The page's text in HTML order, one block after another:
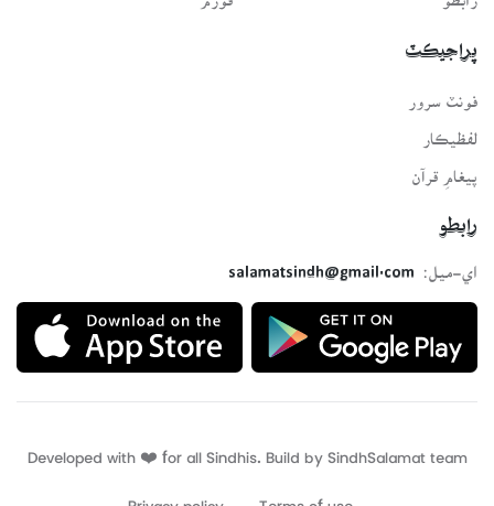
پراجيڪٽ
فونٽ سرور
لفظيڪار
پيغامِ قرآن
رابطو
اي-ميل:
salamatsindh@gmail.com
Developed with ❤️ for all Sindhis. Build by
Terms of use